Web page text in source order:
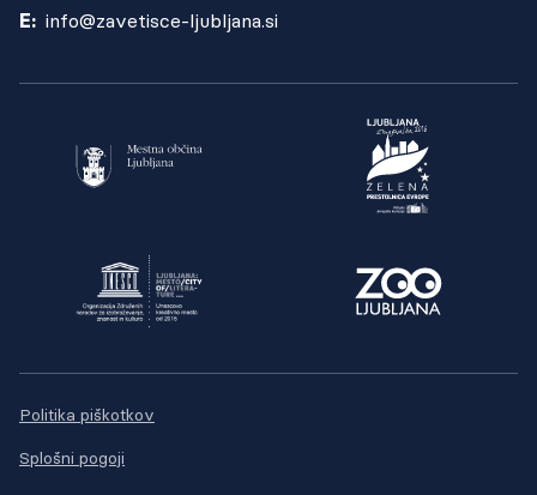
E: info@zavetisce-ljubljana.si
Politika piškotkov
Splošni pogoji